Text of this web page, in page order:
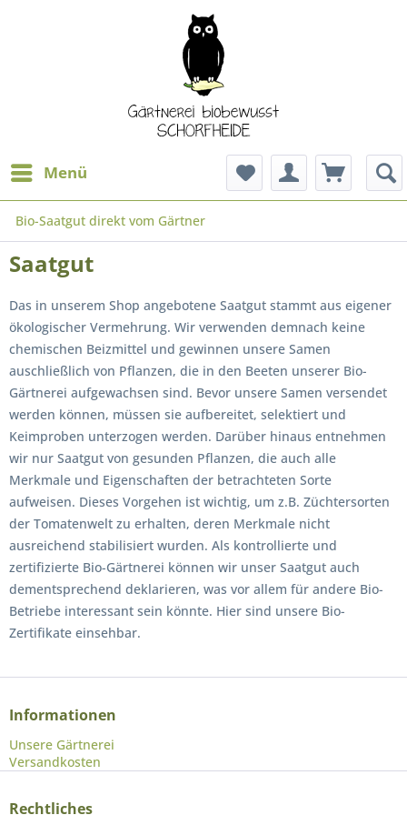
Menü
Bio-Saatgut direkt vom Gärtner
Saatgut
Das in unserem Shop angebotene Saatgut stammt aus eigener
ökologischer Vermehrung. Wir verwenden demnach keine
chemischen Beizmittel und gewinnen unsere Samen
auschließlich von Pflanzen, die in den Beeten unserer Bio-
Gärtnerei aufgewachsen sind. Bevor unsere Samen versendet
werden können, müssen sie aufbereitet, selektiert und
Keimproben unterzogen werden. Darüber hinaus entnehmen
wir nur Saatgut von gesunden Pflanzen, die auch alle
Merkmale und Eigenschaften der betrachteten Sorte
aufweisen. Dieses Vorgehen ist wichtig, um z.B. Züchtersorten
der Tomatenwelt zu erhalten, deren Merkmale nicht
ausreichend stabilisiert wurden. Als kontrollierte und
zertifizierte Bio-Gärtnerei können wir unser Saatgut auch
dementsprechend deklarieren, was vor allem für andere Bio-
Betriebe interessant sein könnte. Hier sind unsere Bio-
Zertifikate einsehbar.
Informationen
Unsere Gärtnerei
Versandkosten
Rechtliches